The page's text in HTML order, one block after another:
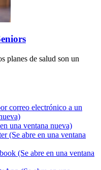
planes de salud son un
correo electrónico a un
una ventana nueva)
(Se abre en una ventana
(Se abre en una ventana